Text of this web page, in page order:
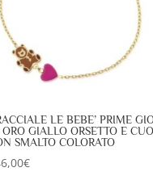
LE BEBE’ PRIME
GIALLO ORSETTO E
SMALTO COLORATO
€